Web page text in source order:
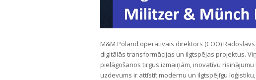
M&M Poland operatīvais direktors (COO)
digitālās transformācijas un ilgtspējas projektus.
pielāgošanos tirgus izmaiņām, inovatīvu
uzdevums ir attīstīt modernu un ilgtspējīgu